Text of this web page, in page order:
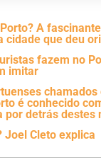
A
cidade que deu
fazem no
imitar
é conhecido
por detrás destes
Joel Cleto explica